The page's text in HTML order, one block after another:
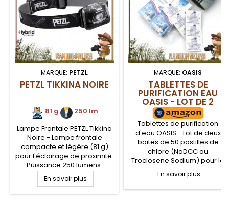
MARQUE: PETZL
PETZL TIKKINA NOIRE
81 g . 250 lm
Lampe Frontale PETZL Tikkina
Noire - Lampe frontale
compacte et légère (81 g)
pour l'éclairage de proximité.
Puissance 250 lumens.
Portée 60 mètres. Autonomie
120 heures. Lampe frontale
Tikkina Hybrid concept,
En savoir plus
MARQUE: OASIS
TABLETTES DE
PURIFICATION EAU
OASIS - LOT DE 2
BOITES
Tablettes de purification
d'eau OASIS - Lot de deux
boites de 50 pastilles de
chlore (NaDCC ou
Troclosene Sodium) pour le
traitement bactérien de l'eau.
Chaque pastille permet de
traiter un litre d'eau, après 30
En savoir plus